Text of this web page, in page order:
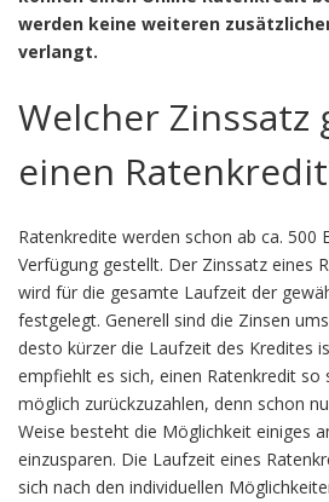
werden keine weiteren
verlangt.
Welcher Zinssatz
einen
Ratenkredite werden schon ab ca. 500
Verfügung gestellt. Der Zinssatz eines
wird für die gesamte Laufzeit der
festgelegt. Generell sind die Zinsen
desto kürzer die Laufzeit des Kredites
empfiehlt es sich, einen Ratenkredit so
möglich zurückzuzahlen, denn schon
Weise besteht die Möglichkeit einiges
einzusparen. Die Laufzeit eines
sich nach den individuellen